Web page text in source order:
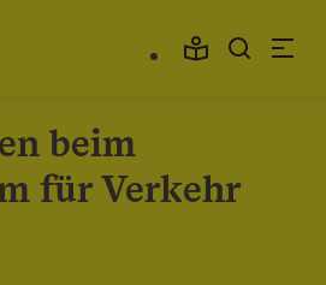
beim
für Verkehr